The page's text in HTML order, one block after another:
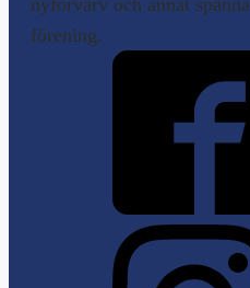
nyförvärv och annat
förening.